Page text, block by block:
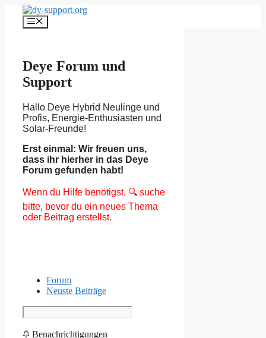
Inhalt
springen
Menü
Deye Forum und
Support
Hallo Deye Hybrid Neulinge und
Profis, Energie-Enthusiasten und
Solar-Freunde!
Erst einmal: Wir freuen uns,
dass ihr hierher in das Deye
Forum gefunden habt!
Wenn du Hilfe benötigst, 🔍 suche
bitte, bevor du ein neues Thema
oder Beitrag erstellst.
Forum
Neuste Beiträge
Benachrichtigungen